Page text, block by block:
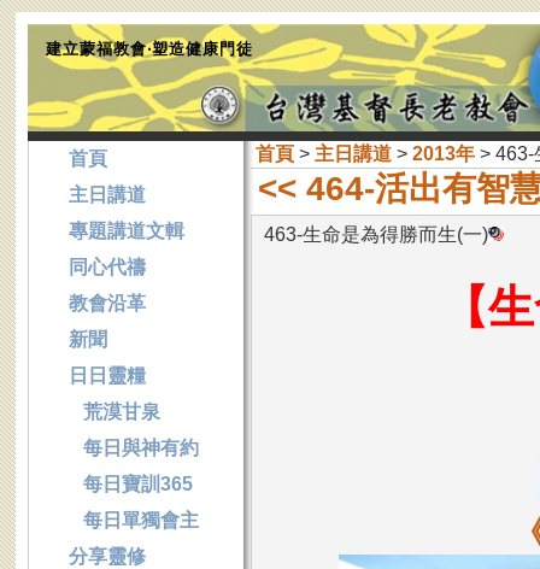
建立蒙福教會‧塑造健康門徒
首頁> 主日講道> 2013年> 463-
<< 464-活出有智
463-生命是為得勝而生(一)
【
首頁
主日講道
專題講道文輯
同心代禱
教會沿革
新聞
日日靈糧
荒漠甘泉
每日與神有約
每日寶訓365
每日單獨會主
分享靈修